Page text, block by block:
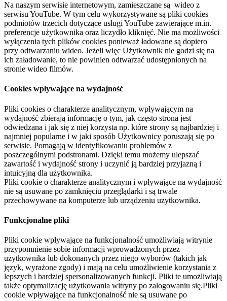
Na naszym serwisie internetowym, zamieszczane są wideo z
serwisu YouTube. W tym celu wykorzystywane są pliki cookies
podmiotów trzecich dotyczące usługi YouTube zawierające m.in.
preferencje użytkownika oraz liczydło kliknięć. Nie ma możliwości
wyłączenia tych plików cookies ponieważ ładowane są dopiero
przy odtwarzaniu wideo. Jeżeli więc Użytkownik nie godzi się na
ich załadowanie, to nie powinien odtwarzać udostępnionych na
stronie wideo filmów.
Cookies wpływające na wydajność
Pliki cookies o charakterze analitycznym, wpływającym na
wydajność zbierają informację o tym, jak często strona jest
odwiedzana i jak się z niej korzysta np. które strony są najbardziej i
najmniej popularne i w jaki sposób Użytkownicy poruszają się po
serwisie. Pomagają w identyfikowaniu problemów z
poszczególnymi podstronami. Dzięki temu możemy ulepszać
zawartość i wydajność strony i uczynić ją bardziej przyjazną i
intuicyjną dla użytkownika.
Pliki cookie o charakterze analitycznym i wpływające na wydajność
nie są usuwane po zamknięciu przeglądarki i są trwale
przechowywane na komputerze lub urządzeniu użytkownika.
Funkcjonalne pliki
Pliki cookie wpływające na funkcjonalność umożliwiają witrynie
przypomnienie sobie informacji wprowadzonych przez
użytkownika lub dokonanych przez niego wyborów (takich jak
język, wyrażone zgody) i mają na celu umożliwienie korzystania z
lepszych i bardziej spersonalizowanych funkcji. Pliki te umożliwiają
także optymalizację użytkowania witryny po zalogowaniu się.Pliki
cookie wpływające na funkcjonalność nie są usuwane po